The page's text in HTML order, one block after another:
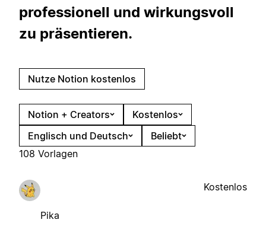
professionell und wirkungsvoll
zu präsentieren.
Nutze Notion kostenlos
Notion + Creators
Kostenlos
Englisch und Deutsch
Beliebt
108 Vorlagen
Pika
Kostenlos